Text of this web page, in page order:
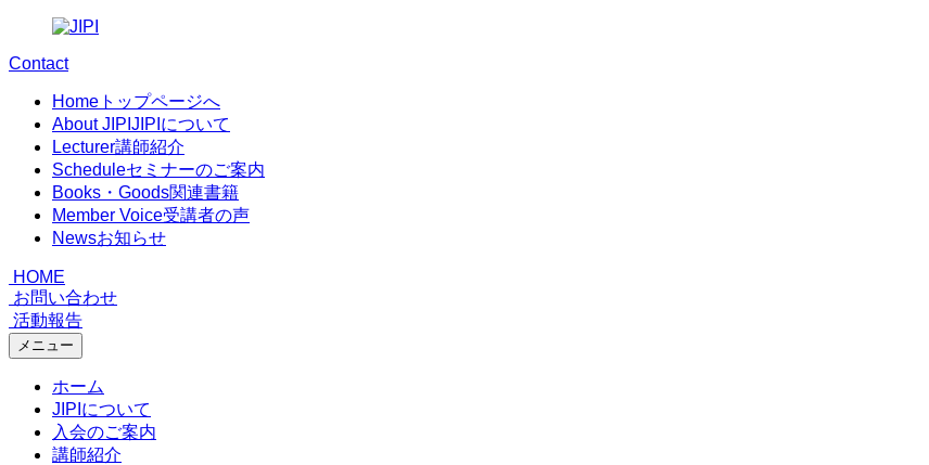
Contact
Home トップページへ
About JIPI JIPIについて
Lecturer講師紹介
Scheduleセミナーのご案内
Books・Goods関連書籍
Member Voice受講者の声
Newsお知らせ
HOME
お問い合わせ
活動報告
メニュー
ホーム
JIPIについて
入会のご案内
講師紹介